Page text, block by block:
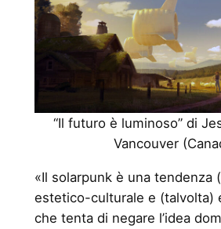
“Il futuro è luminoso” di
Vancouver
«Il solarpunk è una tendenza
estetico-culturale e (talvolta)
che tenta di negare l’idea